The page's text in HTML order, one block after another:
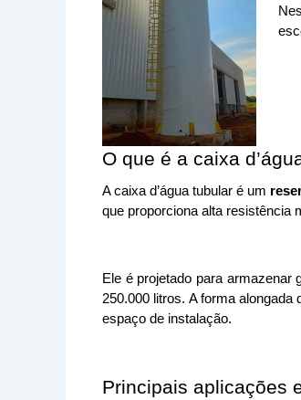
O que é a caixa
A caixa d’água tubular é um
que proporciona alta resistência
Ele é projetado para armazenar
250.000 litros. A forma
espaço de instalação.
Principais aplicações